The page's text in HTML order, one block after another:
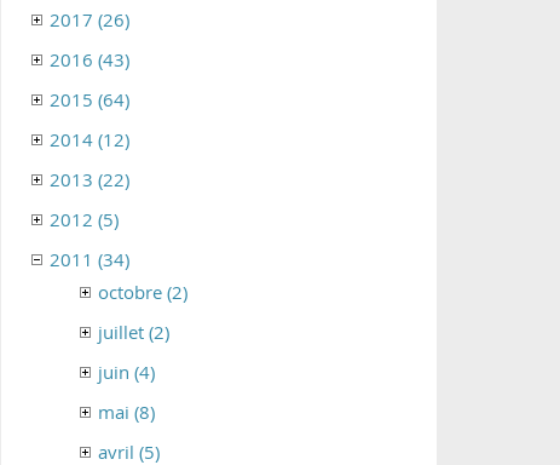
2017 (26)
2016 (43)
2015 (64)
2014 (12)
2013 (22)
2012 (5)
2011 (34)
octobre (2)
juillet (2)
juin (4)
mai (8)
avril (5)